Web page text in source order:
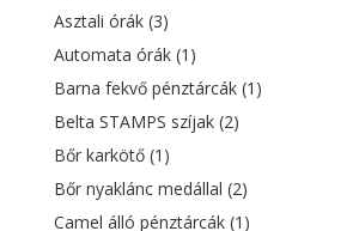
Asztali órák (3)
Automata órák (1)
Barna fekvő pénztárcák (1)
Belta STAMPS szíjak (2)
Bőr karkötő (1)
Bőr nyaklánc medállal (2)
Camel álló pénztárcák (1)